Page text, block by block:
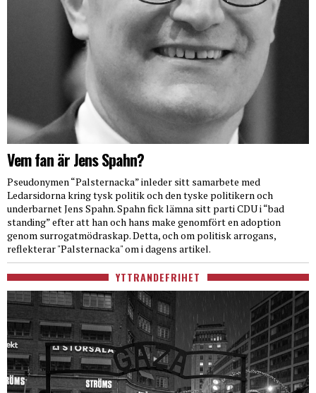
Vem fan är Jens Spahn?
Pseudonymen “Palsternacka” inleder sitt samarbete med
Ledarsidorna kring tysk politik och den tyske politikern och
underbarnet Jens Spahn. Spahn fick lämna sitt parti CDU i “bad
standing” efter att han och hans make genomfört en adoption
genom surrogatmödraskap. Detta, och om politisk arrogans,
reflekterar "Palsternacka" om i dagens artikel.
YTTRANDEFRIHET